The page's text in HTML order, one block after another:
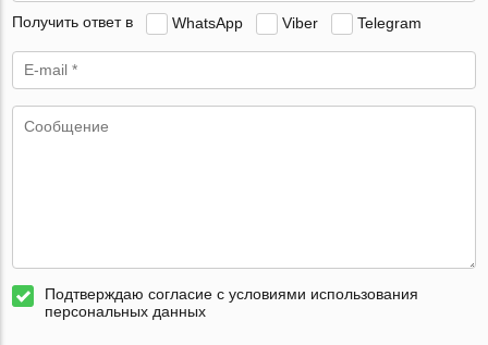
Получить ответ в WhatsApp Viber Telegram
Подтверждаю согласие с условиями использования
персональных данных